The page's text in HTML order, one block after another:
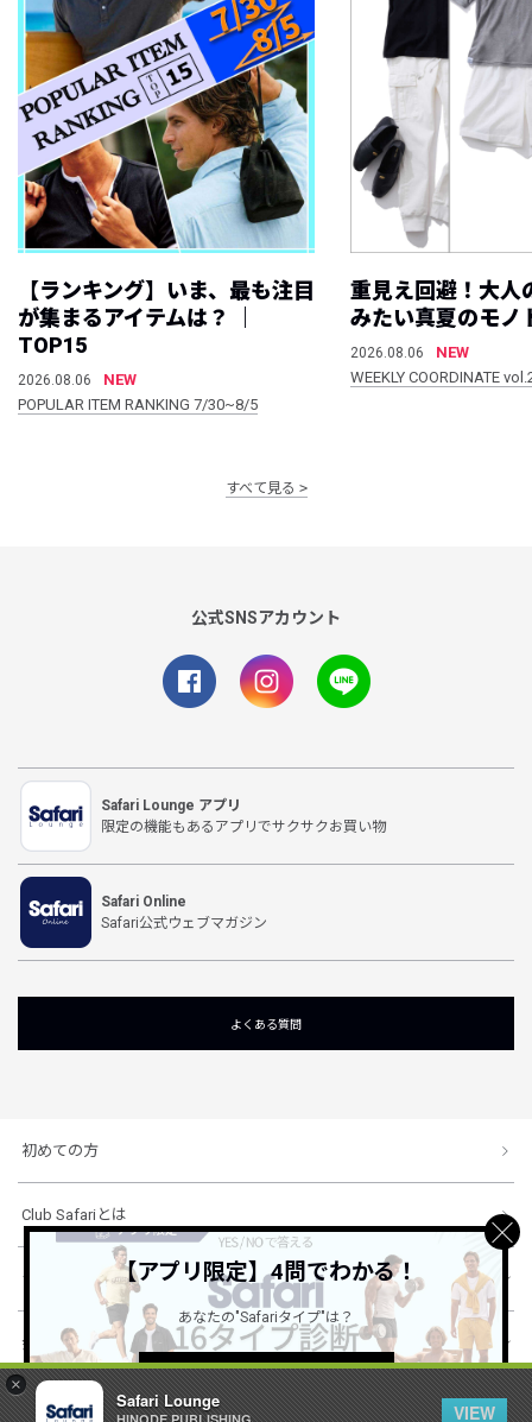
×
Safari Lounge
VIEW
【ランキング】いま、最も注目
が集まるアイテムは？ ｜
TOP15
2026.08.06
NEW
POPULAR ITEM RANKING 7/30~8/5
重見え回避！大人
みたい真夏のモノ
2026.08.06
NEW
WEEKLY COORDINATE
すべて見る
公式SNSアカウント
Safari Lounge アプリ
限定の機能もあるアプリでサクサクお買い物
Safari Online
Safari公式ウェブマガジン
よくある質問
初めての方
Club Safariとは
ショッピングガイド
会社概要・規約
【アプリ限定】4問でわかる！
あなたの"Safariタイプ"は？
詳しくはこちら ＞